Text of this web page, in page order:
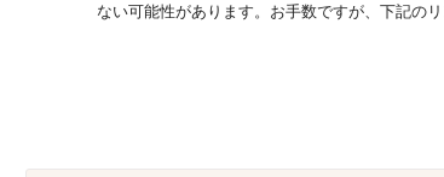
ない可能性があります。お手数ですが、下記の